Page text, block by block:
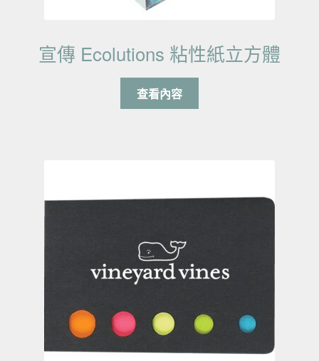
宣傳 Ecolutions 粘性紙立方體
查看內容